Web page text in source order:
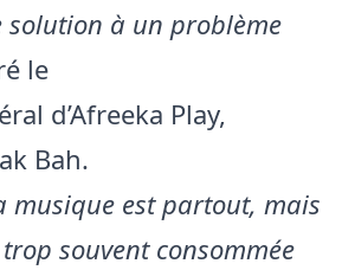
solution à un problème
le
d’Afreeka Play,
Bah.
musique est partout, mais
souvent consommée